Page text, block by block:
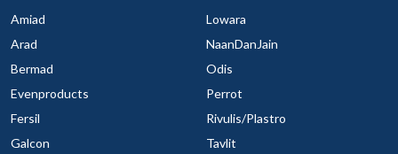
Amiad
Arad
Bermad
Evenproducts
Fersil
Galcon
Lowara
NaanDanJain
Odis
Perrot
Rivulis/Plastro
Tavlit